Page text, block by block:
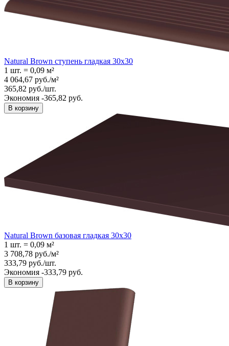
Natural Brown ступень гладкая 30x30
1 шт. = 0,09 м²
4 064,67 руб./м²
365,82 руб./шт.
Экономия -365,82 руб.
В корзину
Natural Brown базовая гладкая 30x30
1 шт. = 0,09 м²
3 708,78 руб./м²
333,79 руб./шт.
Экономия -333,79 руб.
В корзину